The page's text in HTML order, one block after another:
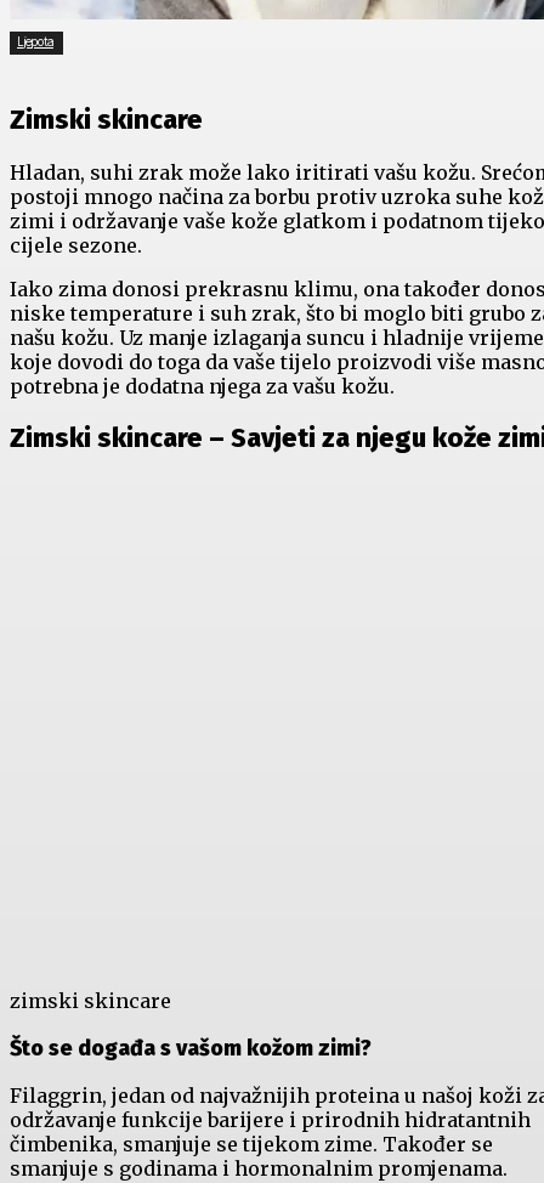
Ljepota
Zimski skincare
Hladan, suhi zrak može lako iritirati vašu kožu.
postoji mnogo načina za borbu protiv uzroka suhe
zimi i održavanje vaše kože glatkom i podatnom
cijele sezone.
Iako zima donosi prekrasnu klimu, ona također
niske temperature i suh zrak, što bi moglo biti grubo
našu kožu. Uz manje izlaganja suncu i hladnije vrijeme
koje dovodi do toga da vaše tijelo proizvodi više
potrebna je dodatna njega za vašu kožu.
Zimski skincare – Savjeti za njegu kože
zimski skincare
Što se događa s vašom kožom zimi?
Filaggrin, jedan od najvažnijih proteina u našoj koži
održavanje funkcije barijere i prirodnih hidratantnih
čimbenika, smanjuje se tijekom zime. Također se
smanjuje s godinama i hormonalnim promjenama.